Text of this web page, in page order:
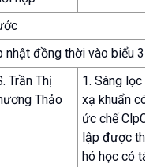
nhật đồng thời vào biểu 3
Trần Thị
Thảo
1. Sàng lọc
xạ khuẩn có
ức chế
lập được
hó học có